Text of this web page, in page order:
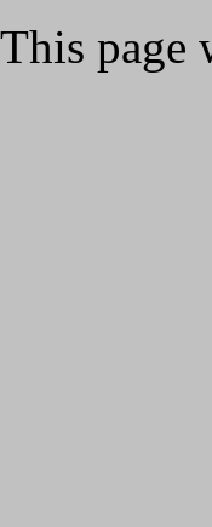
This page